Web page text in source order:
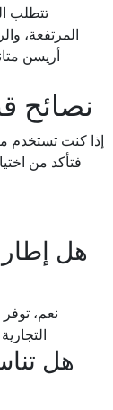
تتطلب
المرتفعة،
أريسن
نصائح
إذا كنت تستخدم
فتأكد من
هل
نعم،
هل